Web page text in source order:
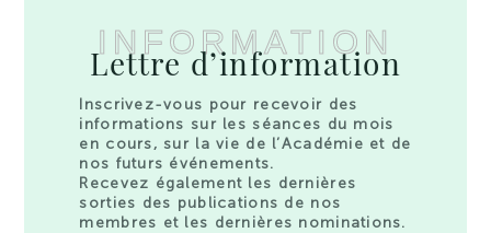
INFORMATION
Lettre d’information
Inscrivez-vous pour recevoir des
informations sur les séances du mois
en cours, sur la vie de l’Académie et de
nos futurs événements.
Recevez également les dernières
sorties des publications de nos
membres et les dernières nominations.